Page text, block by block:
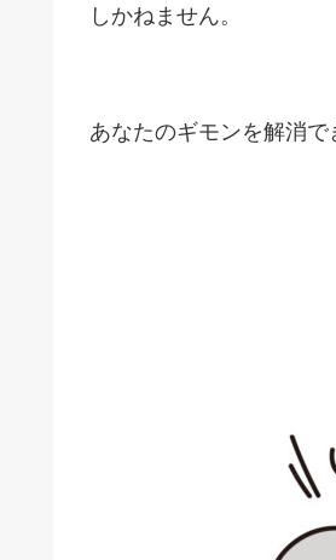
しかねません。
あなたのギモンを解消で